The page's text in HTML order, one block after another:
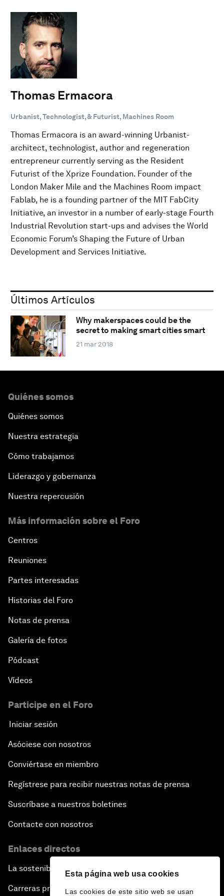
Esta página web usa cookies
Las cookies de este sitio web se usan
Thomas Ermacora
Urbanist, Technologist, & Futurist, Machines Room
Thomas Ermacora is an award-winning Urbanist-
architect, technologist, author and regeneration
entrepreneur currently serving as the Resident
Futurist of the Xprize Foundation. Founder of the
London Maker Mile and the Machines Room impact
Fablab, he is a founding partner of the MIT FabCity
Initiative, an investor in a number of early-stage Fourth
Industrial Revolution start-ups and advises the World
Economic Forum’s Shaping the Future of Urban
Development and Services Initiative.
Últimos Artículos
Why makerspaces could be the
secret to making smart cities smart
21 mar 2018
Quiénes somos
Quiénes somos
Nuestra estrategia
Cómo trabajamos
Liderazgo y gobernanza
Nuestra repercusión
Más información sobre el Foro
Centros
Reuniones
Partes interesadas
Historias del Foro
Notas de prensa
Galería de fotos
Pódcast
Vídeos
Participe en el Foro
Iniciar sesión
Asóciese con nosotros
Conviértase en miembro
Regístrese para recibir nuestras notas de prensa
Suscríbase a nuestros boletines
Contacte con nosotros
Enlaces directos
La sostenibilidad en el Foro
Carreras profesionales